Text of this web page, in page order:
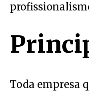
Toda empresa